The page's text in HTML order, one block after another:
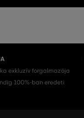
exkluzív forgalmazója
100%-ban eredeti